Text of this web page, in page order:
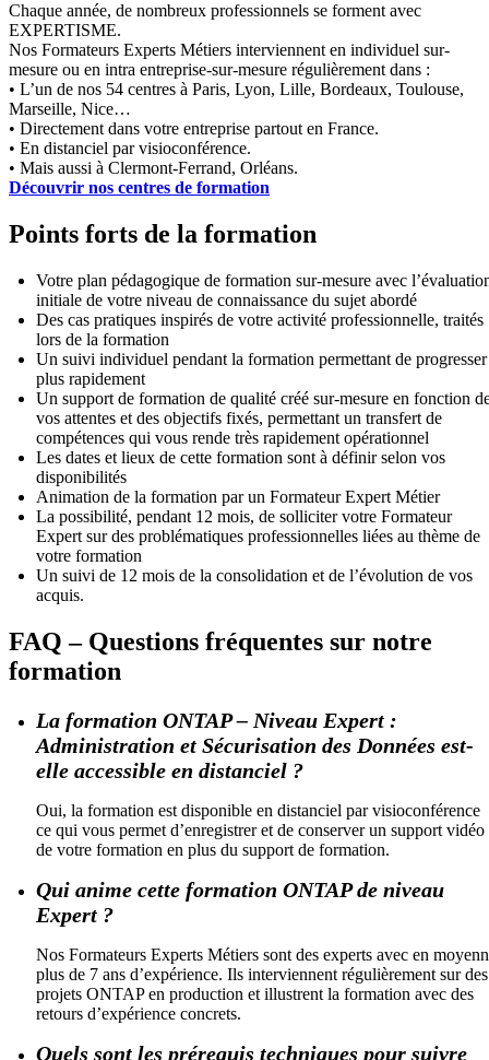
Chaque année, de nombreux professionnels se forment avec
EXPERTISME.
Nos Formateurs Experts Métiers interviennent en individuel sur-
mesure ou en intra entreprise-sur-mesure régulièrement dans :
• L’un de nos 54 centres à Paris, Lyon, Lille, Bordeaux, Toulouse,
Marseille, Nice…
• Directement dans votre entreprise partout en France.
• En distanciel par visioconférence.
• Mais aussi à Clermont-Ferrand, Orléans.
Découvrir nos centres de formation
Points forts de la formation
Votre plan pédagogique de formation sur-mesure avec
initiale de votre niveau de connaissance du sujet abordé
Des cas pratiques inspirés de votre activité professionnelle, traités
lors de la formation
Un suivi individuel pendant la formation permettant de progresser
plus rapidement
Un support de formation de qualité créé sur-mesure en fonction
vos attentes et des objectifs fixés, permettant un transfert de
compétences qui vous rende très rapidement opérationnel
Les dates et lieux de cette formation sont à définir selon vos
disponibilités
Animation de la formation par un Formateur Expert Métier
La possibilité, pendant 12 mois, de solliciter votre Formateur
Expert sur des problématiques professionnelles liées au thème de
votre formation
Un suivi de 12 mois de la consolidation et de l’évolution de vos
acquis.
FAQ – Questions fréquentes sur notre
formation
La formation ONTAP – Niveau Expert :
Administration et Sécurisation des Données est-
elle accessible en distanciel ?
Oui, la formation est disponible en distanciel par visioconférence
ce qui vous permet d’enregistrer et de conserver un support vidéo
de votre formation en plus du support de formation.
Qui anime cette formation ONTAP de niveau
Expert ?
Nos Formateurs Experts Métiers sont des experts avec en
plus de 7 ans d’expérience. Ils interviennent régulièrement sur des
projets ONTAP en production et illustrent la formation avec des
retours d’expérience concrets.
Quels sont les prérequis techniques pour suivre